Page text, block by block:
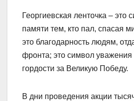
Георгиевская ленточка – это
памяти тем, кто пал, спасая
это благодарность людям,
фронта; это символ уважения
гордости за Великую Победу.
В дни проведения акции